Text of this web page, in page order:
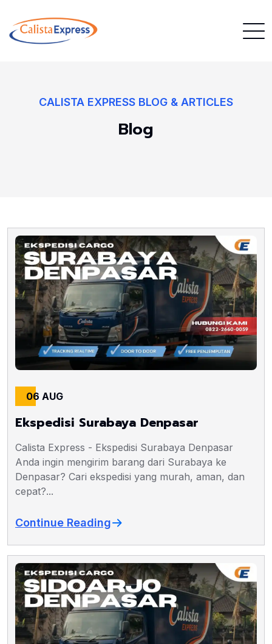
CALISTA EXPRESS BLOG & ARTICLES
Blog
06 AUG
Ekspedisi Surabaya Denpasar
Calista Express - Ekspedisi Surabaya Denpasar
Anda ingin mengirim barang dari Surabaya ke
Denpasar? Cari ekspedisi yang murah, aman, dan
cepat?...
Continue Reading